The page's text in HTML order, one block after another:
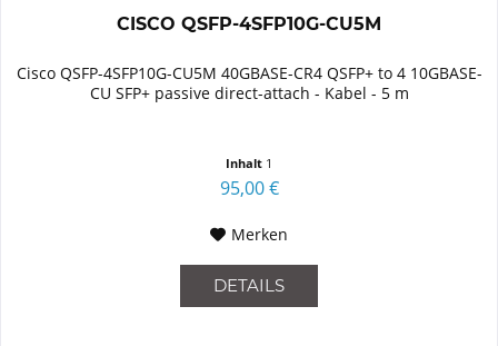
CISCO QSFP-4SFP10G-CU5M
Cisco QSFP-4SFP10G-CU5M 40GBASE-CR4 QSFP+ to 4 10GBASE-
CU SFP+ passive direct-attach - Kabel - 5 m
Inhalt 1
95,00 €
Merken
DETAILS